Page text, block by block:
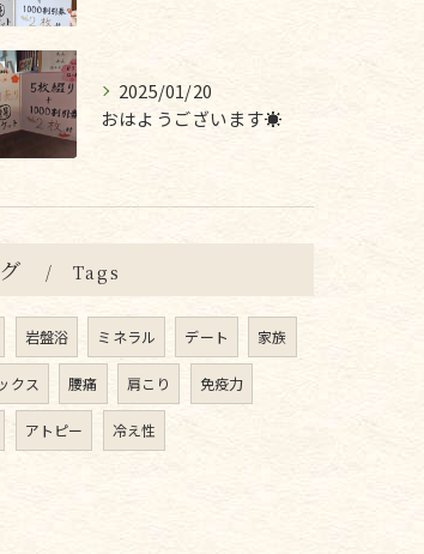
2025/01/20
おはようございます☀
Tags
岩盤浴 ミネラル デート 家族
クス 腰痛 肩こり 免疫力
アトピー 冷え性